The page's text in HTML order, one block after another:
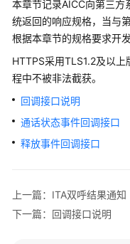
介
绍
快
速
门
用
价
本章节记录AICC向第三方
统返回的响应规格，当与
根据本章节的规格要求开发
HTTPS采用TLS1.2及以
程中不被非法截获。
回调接口说明
通话状态事件回调接口
释放事件回调接口
上一篇：ITA双呼结果通
下一篇：回调接口说明